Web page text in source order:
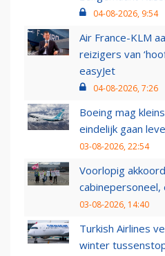
04-08-2026, 9:54
Air France-KLM
reizigers van
easyJet
04-08-2026, 7:26
Boeing mag
eindelijk gaan
03-08-2026, 22:54
Voorlopig
cabinepersoneel,
03-08-2026, 14:40
Turkish Airlines
winter